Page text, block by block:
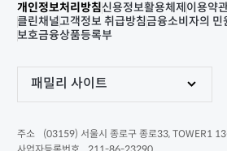
개인정보처리방침신용정보활용체제 이용약
클린채널고객정보 취급방침금융소비자의 민
보호금융상품등록부
패밀리 사이트
주소
(03159) 서울시 종로구 종로33, TOWER1 13